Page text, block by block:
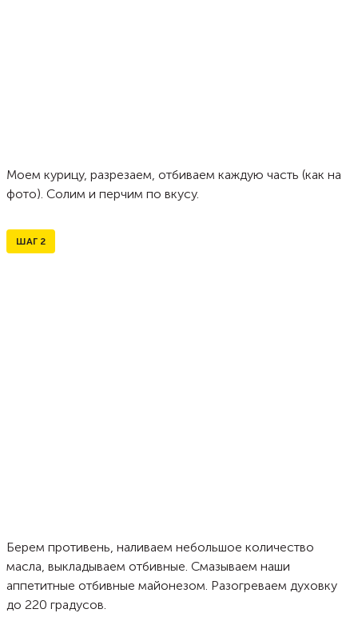
Моем курицу, разрезаем, отбиваем каждую часть (как на
фото). Солим и перчим по вкусу.
ШАГ 2
Берем противень, наливаем небольшое количество
масла, выкладываем отбивные. Смазываем наши
аппетитные отбивные майонезом. Разогреваем духовку
до 220 градусов.